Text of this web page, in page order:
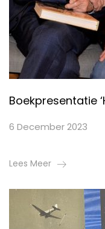
Boekpresentatie
6 December 2023
Lees Meer